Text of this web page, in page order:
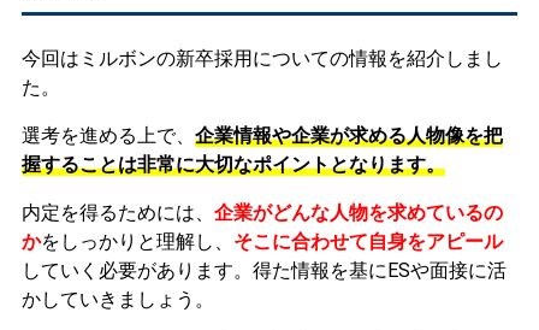
今回はミルボンの新卒採用についての情報を紹介しまし
た。
選考を進める上で、 企業情報や企業が求める人物像を把
握することは非常に大切なポイントとなります。
内定を得るためには、 企業がどんな人物を求めているの
かをしっかりと理解し、 そこに合わせて自身をアピール
していく必要があります。 得た情報を基にESや面接に活
かしていきましょう。